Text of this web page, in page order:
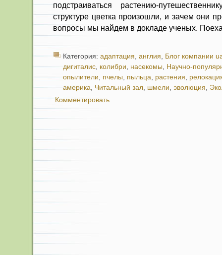
подстраиваться растению-
структуре цветка произошли, и зачем они
вопросы мы найдем в докладе ученых.
Категория: адаптация, англия, Блог компании
дигиталис, колибри, насекомы, Научно-
опылители, пчелы, пыльца, растения,
америка, Читальный зал, шмели, эволюция,
Комментировать